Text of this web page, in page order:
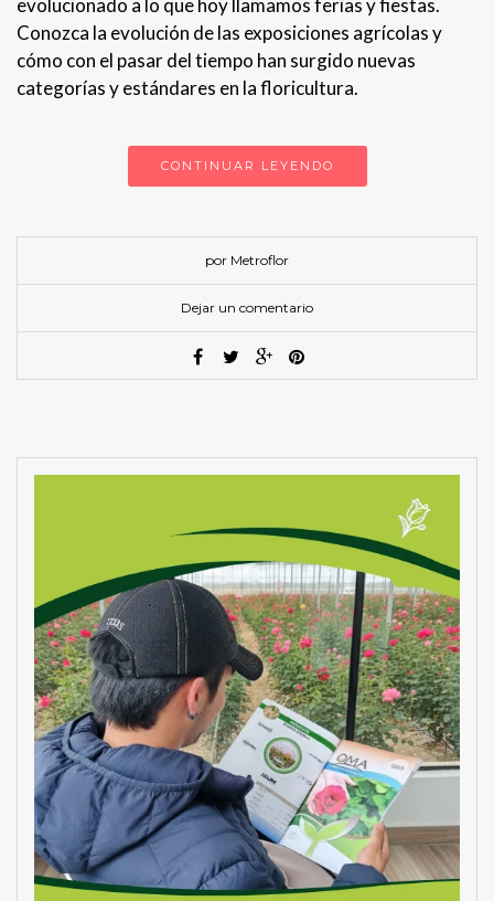
evolucionado a lo que hoy llamamos ferias y fiestas.
Conozca la evolución de las exposiciones agrícolas y
cómo con el pasar del tiempo han surgido nuevas
categorías y estándares en la floricultura.
CONTINUAR LEYENDO
por Metroflor
Dejar un comentario